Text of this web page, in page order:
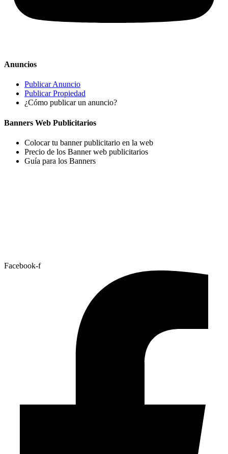
Anuncios
Publicar Anuncio
Publicar Propiedad
¿Cómo publicar un anuncio?
Banners Web Publicitarios
Colocar tu banner publicitario en la web
Precio de los Banner web publicitarios
Guía para los Banners
Facebook-f